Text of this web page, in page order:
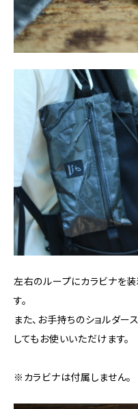
左右のループにカラビナを
す。
また、お手持ちのショルダー
してもお使いいただけます。
※カラビナは付属しません。